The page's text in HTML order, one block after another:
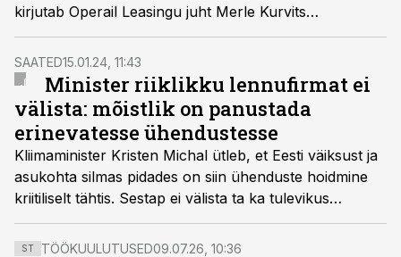
kirjutab Operail Leasingu juht Merle Kurvits
vastulausesärimees Oleg Ossinovski väidetele.
SAATED15.01.24, 11:43
Minister riiklikku lennufirmat ei
välista: mõistlik on panustada
erinevatesse ühendustesse
Kliimaminister Kristen Michal ütleb, et Eesti väiksust ja
asukohta silmas pidades on siin ühenduste hoidmine
kriitiliselt tähtis. Sestap ei välista ta ka tulevikus
järgmise riikliku lennufirma loomist.
ST TÖÖKUULUTUSED09.07.26, 10:36